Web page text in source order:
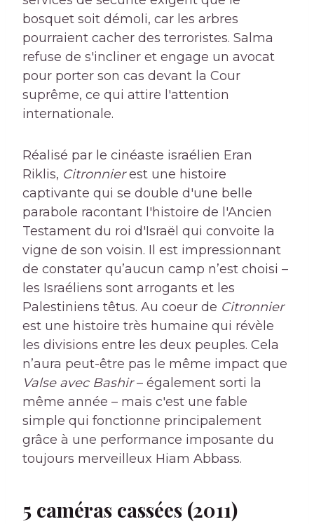
bosquet soit démoli, car les arbres
pourraient cacher des terroristes. Salma
refuse de s'incliner et engage un avocat
pour porter son cas devant la Cour
suprême, ce qui attire l'attention
internationale.
Réalisé par le cinéaste israélien Eran
Riklis, Citronnierest une histoire
captivante qui se double d'une belle
parabole racontant l'histoire de l'Ancien
Testament du roi d'Israël qui convoite la
vigne de son voisin. Il est impressionnant
de constater qu’aucun camp n’est choisi –
les Israéliens sont arrogants et les
Palestiniens têtus. Au coeur de Citronnier
est une histoire très humaine qui révèle
les divisions entre les deux peuples. Cela
n’aura peut-être pas le même impact que
Valse avec Bashir– également sorti la
même année – mais c'est une fable
simple qui fonctionne principalement
grâce à une performance imposante du
toujours merveilleux Hiam Abbass.
5 caméras cassées (2011)